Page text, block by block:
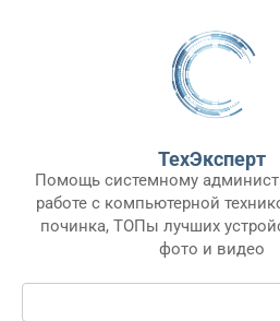
ТехЭксперт
Помощь системному
работе с компьютерной
починка, ТОПы лучших
фото и видео
Поиск: